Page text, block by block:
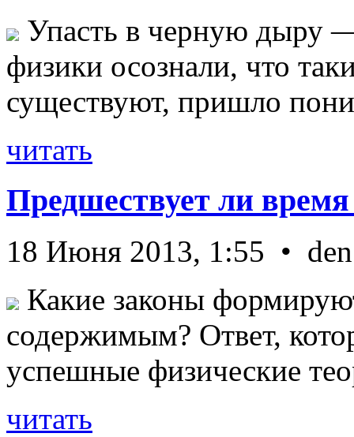
Упасть в черную дыру
физики осознали, что
существуют, пришло
читать
Предшествует ли
18 Июня 2013, 1:55 • den
Какие законы
содержимым? Ответ,
успешные физические
читать